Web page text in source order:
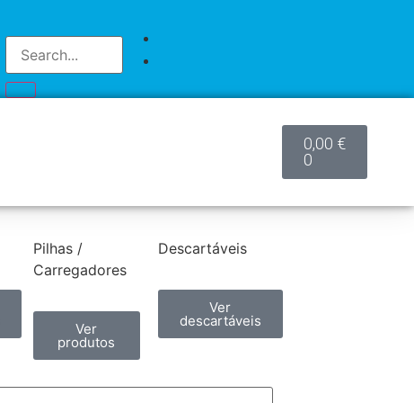
Pilhas /
Carregadores
Ver
produtos
Descartáveis
Ver
descartáveis
0,00 €
0